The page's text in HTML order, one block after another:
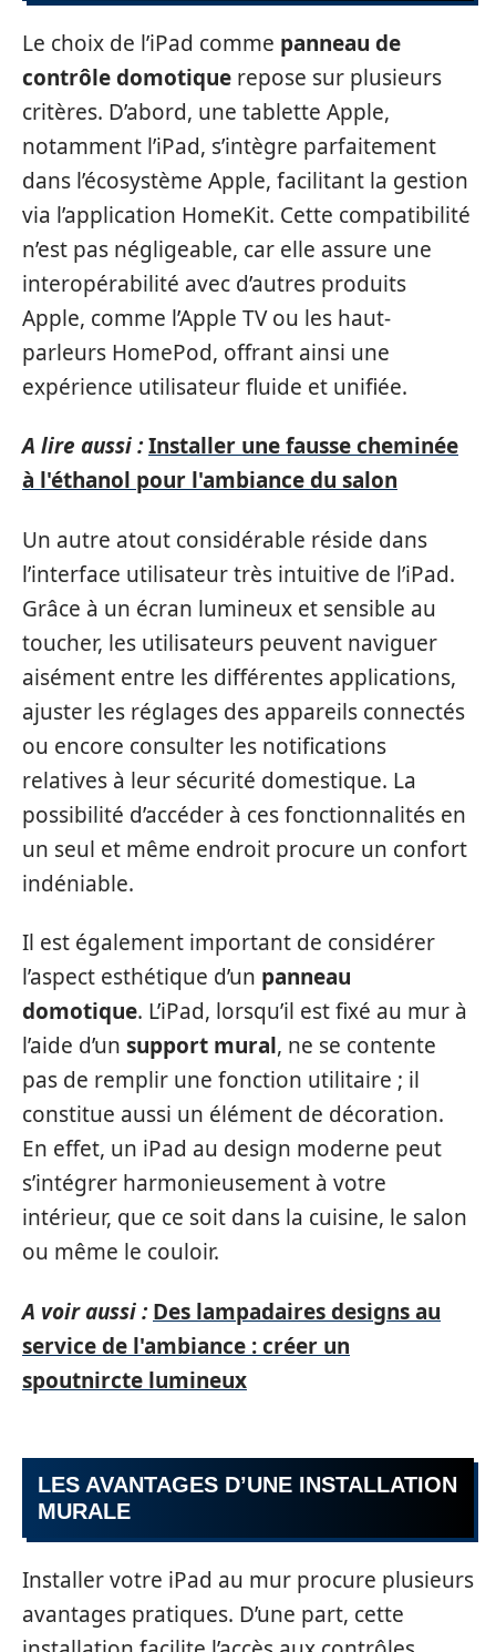
Le choix de l’iPad comme panneau de
contrôle domotique repose sur plusieurs
critères. D’abord, une tablette Apple,
notamment l’iPad, s’intègre parfaitement
dans l’écosystème Apple, facilitant la gestion
via l’application HomeKit. Cette compatibilité
n’est pas négligeable, car elle assure une
interopérabilité avec d’autres produits
Apple, comme l’Apple TV ou les haut-
parleurs HomePod, offrant ainsi une
expérience utilisateur fluide et unifiée.
A lire aussi :Installer une fausse cheminée
à l'éthanol pour l'ambiance du salon
Un autre atout considérable réside dans
l’interface utilisateur très intuitive de l’iPad.
Grâce à un écran lumineux et sensible au
toucher, les utilisateurs peuvent naviguer
aisément entre les différentes applications,
ajuster les réglages des appareils connectés
ou encore consulter les notifications
relatives à leur sécurité domestique. La
possibilité d’accéder à ces fonctionnalités en
un seul et même endroit procure un confort
indéniable.
Il est également important de considérer
l’aspect esthétique d’un panneau
domotique. L’iPad, lorsqu’il est fixé au mur à
l’aide d’un support mural, ne se contente
pas de remplir une fonction utilitaire ; il
constitue aussi un élément de décoration.
En effet, un iPad au design moderne peut
s’intégrer harmonieusement à votre
intérieur, que ce soit dans la cuisine, le salon
ou même le couloir.
A voir aussi : Des lampadaires designs au
service de l'ambiance : créer un
spoutnircte lumineux
LES AVANTAGES D’UNE INSTALLATION
MURALE
Installer votre iPad au mur procure plusieurs
avantages pratiques. D’une part, cette